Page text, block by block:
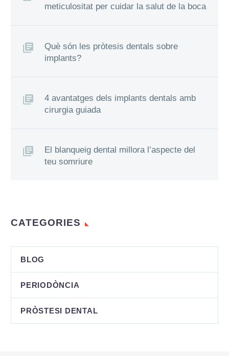
meticulositat per cuidar la salut de la boca
Què són les pròtesis dentals sobre
implants?
4 avantatges dels implants dentals amb
cirurgia guiada
El blanqueig dental millora l’aspecte del
teu somriure
CATEGORIES
BLOG
PERIODÒNCIA
PRÒSTESI DENTAL